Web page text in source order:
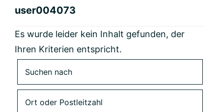
user004073
Es wurde leider kein Inhalt gefunden, der
Ihren Kriterien entspricht.